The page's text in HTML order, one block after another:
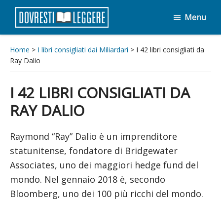
Passa
contenuto
principale
Passa
piè
pagina
Dovresti
Menu
Home > I libri consigliati dai Miliardari > I 42 libri consigliati da
Ray Dalio
I 42 LIBRI CONSIGLIATI DA
RAY DALIO
Raymond “Ray” Dalio è un imprenditore
statunitense, fondatore di Bridgewater
Associates, uno dei maggiori hedge fund del
mondo. Nel gennaio 2018 è, secondo
Bloomberg, uno dei 100 più ricchi del mondo.